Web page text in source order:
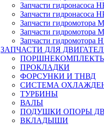
Запчасти гидронасоса
Запчасти гидронасоса
Запчасти гидромотора
Запчасти гидромотора
Запчасти гидромотора
ЗАПЧАСТИ ДЛЯ
ПРОКЛАДКИ
ФОРСУНКИ И ТНВД
СИСТЕМА
ТУРБИНЫ
ВАЛЫ
ПОДУШКИ ОПОРЫ
ВКЛАДЫШИ